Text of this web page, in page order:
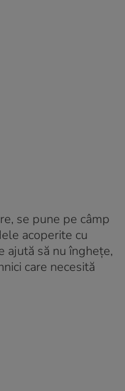
se pune pe câmp
acoperite cu
ajută să nu înghețe,
care necesită